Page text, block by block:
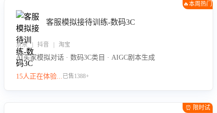
🔥本周热门
客服模拟接待训练-数码3C
京东 | 抖音 | 淘宝
AI买家模拟对话 · 数码3C类目 · AIGC剧本生成
15人正在体验...已售1388+
⏰ 限时试